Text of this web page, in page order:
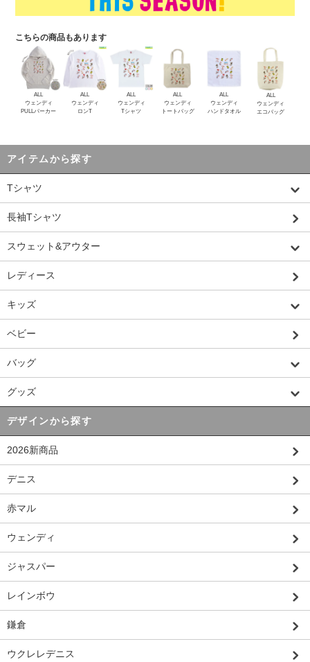
こちらの商品もあります
ALL
ウェンディ
PULLパーカー
ALL
ウェンディ
ロンT
ALL
ウェンディ
Tシャツ
ALL
ウェンディ
トートバッグ
ALL
ウェンディ
ハンドタオル
ALL
ウェンディ
エコバッグ
アイテムから探す
Tシャツ
長袖Tシャツ
スウェット&アウター
レディース
キッズ
ベビー
バッグ
グッズ
デザインから探す
2026新商品
デニス
赤マル
ウェンディ
ジャスパー
レインボウ
鎌倉
ウクレレデニス